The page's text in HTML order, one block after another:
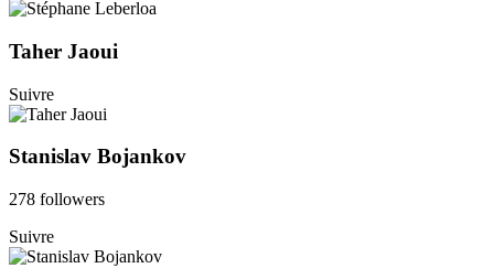
Taher Jaoui
Suivre
Stanislav Bojankov
278 followers
Suivre